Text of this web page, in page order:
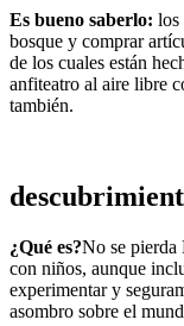
Es bueno saberlo: los
bosque y comprar
de los cuales están
anfiteatro al aire libre
también.
¿Qué es?No se pierda
con niños, aunque
experimentar y
asombro sobre el